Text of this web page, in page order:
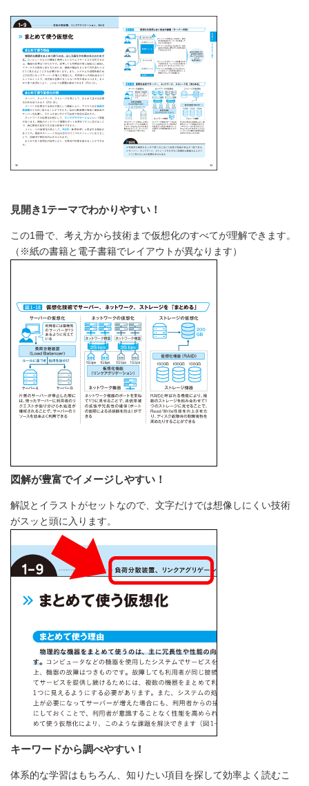
見開き1テーマでわかりやすい！
この1冊で、考え方から技術まで仮想化のすべてが理解できます。
（※紙の書籍と電子書籍でレイアウトが異なります）
図解が豊富でイメージしやすい！
解説とイラストがセットなので、文字だけでは想像しにくい技術
がスッと頭に入ります。
キーワードから調べやすい！
体系的な学習はもちろん、知りたい項目を探して効率よく読むこ